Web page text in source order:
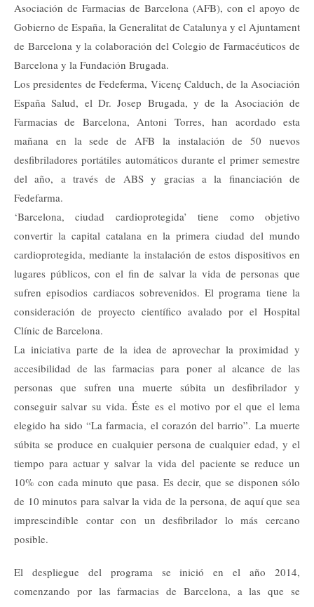
Asociación de Farmacias de Barcelona (AFB), con el apoyo de
Gobierno de España, la Generalitat de Catalunya y el Ajuntament
de Barcelona y la colaboración del Colegio de Farmacéuticos de
Barcelona y la Fundación Brugada.
Los presidentes de Fedeferma, Vicenç Calduch, de la Asociación
España Salud, el Dr. Josep Brugada, y de la Asociación de
Farmacias de Barcelona, Antoni Torres, han acordado esta
mañana en la sede de AFB la instalación de 50 nuevos
desfibriladores portátiles automáticos durante el primer semestre
del año, a través de ABS y gracias a la financiación de
Fedefarma.
‘Barcelona, ciudad cardioprotegida’ tiene como objetivo
convertir la capital catalana en la primera ciudad del mundo
cardioprotegida, mediante la instalación de estos dispositivos en
lugares públicos, con el fin de salvar la vida de personas que
sufren episodios cardiacos sobrevenidos. El programa tiene la
consideración de proyecto científico avalado por el Hospital
Clínic de Barcelona.
La iniciativa parte de la idea de aprovechar la proximidad y
accesibilidad de las farmacias para poner al alcance de las
personas que sufren una muerte súbita un desfibrilador y
conseguir salvar su vida. Éste es el motivo por el que el lema
elegido ha sido “La farmacia, el corazón del barrio”. La muerte
súbita se produce en cualquier persona de cualquier edad, y el
tiempo para actuar y salvar la vida del paciente se reduce un
10% con cada minuto que pasa. Es decir, que se disponen sólo
de 10 minutos para salvar la vida de la persona, de aquí que sea
imprescindible contar con un desfibrilador lo más cercano
posible.
El despliegue del programa se inició en el año 2014,
comenzando por las farmacias de Barcelona, a las que se